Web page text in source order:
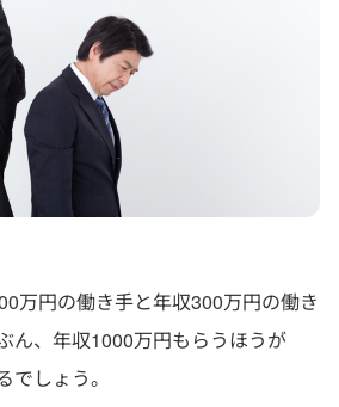
万円の働き手と年収300万円の働き
ん、年収1000万円もらうほうが
でしょう。